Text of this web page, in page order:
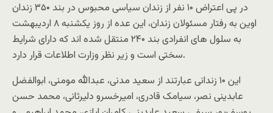
در پی اعتراض ۱۰ نفر از زندان سیاسی محبوس در بند ۳۵۰ زندان
اوین به رفتار مسئولان زندان، این عده از روز یکشنبه ۸ اردیبهشت
به سلول های انفرادی بند ۲۴۰ منتقل شده اند که دارای شرایط
سختی است و زیر نظر وزارت اطلاعات قرار دارد.
این ۱۰ زندانی عبارتند از سعید مدنی، عبدالله مومنی، ابوالفضل
عابدینی نصر، سیامک قادری، امیرخسرو دلیرثانی، محمد حسن